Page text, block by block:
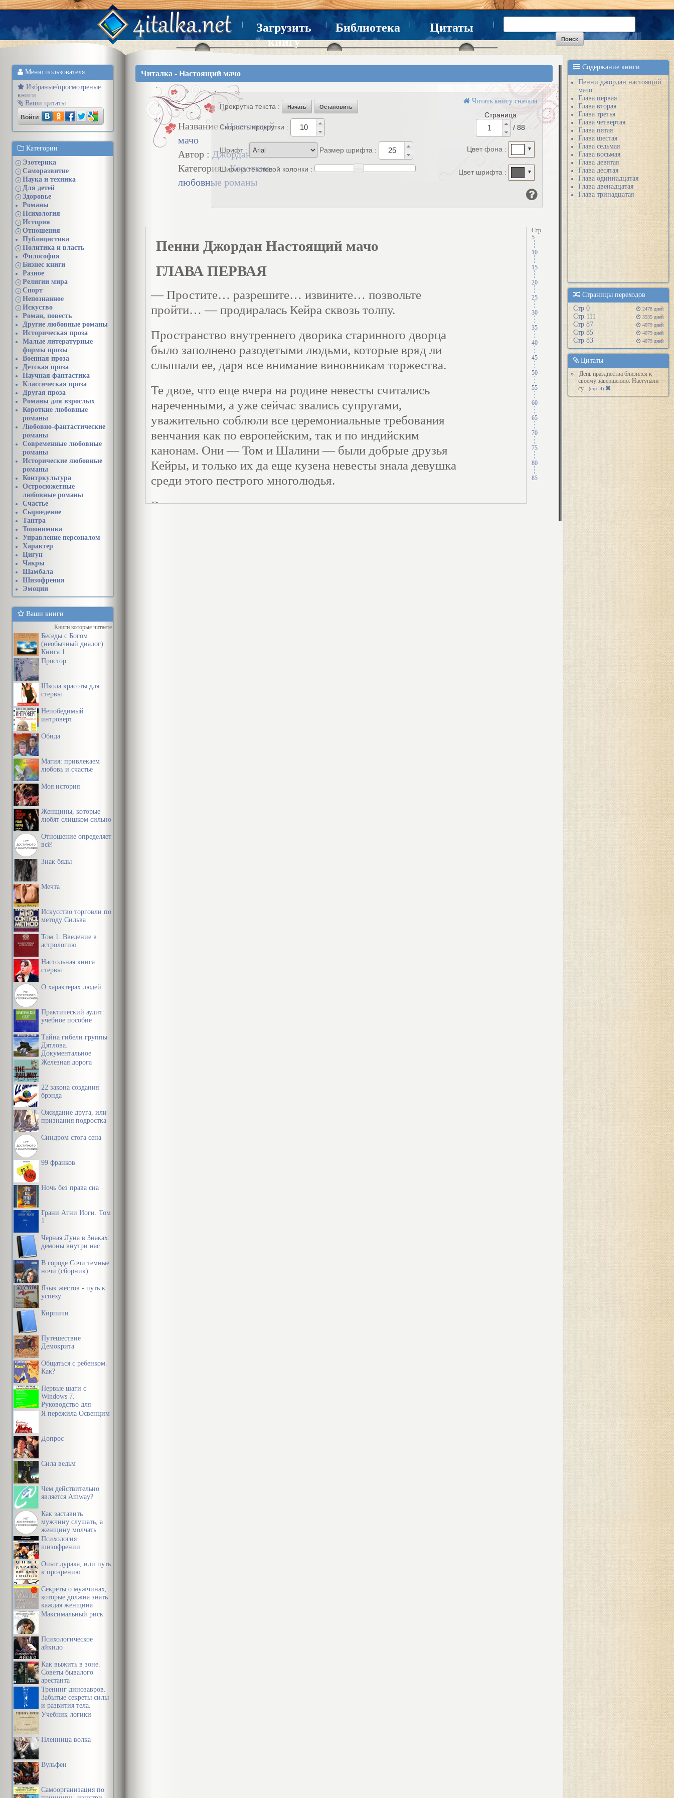
Загрузить
книгу
Библиотека Цитаты
Меню пользователя
Избраные/просмотреные
книги
Ваши цитаты
Войти
Категории
+ Эзотерика
+ Саморазвитие
+ Наука и техника
+ Для детей
+
Здоровье
Романы
+ Психология
+ История
+
Отношения
Публицистика
+
Политика и власть
Философия
+
Бизнес книги
Разное
+ Религии мира
+ Спорт
+ Непознанное
+
Искуство
Роман, повесть
Другие любовные романы
Историческая проза
Малые литературные
формы прозы
Военная проза
Детская проза
Научная фантастика
Классическая проза
Другая проза
Романы для взрослых
Короткие любовные
романы
Любовно-фантастические
романы
Современные любовные
романы
Исторические любовные
романы
Контркультура
Остросюжетные
любовные романы
Счастье
Сыроедение
Тантра
Топонимика
Управление персоналом
Характер
Цигун
Чакры
Шамбала
Шизофрения
Эмоции
Ваши книги
Книги которые читаете
Беседы с Богом
(необычный диалог).
Книга 1
Простор
Школа красоты для
стервы
Непобедимый
интроверт
Обида
Магия: привлекаем
любовь и счастье
Моя история
Женщины, которые
любят слишком сильно
Отношение определяет
всё!
Знак бяды
Мечта
Искусство торговли по
методу Сильва
Том 1. Введение в
астрологию
Настольная книга
стервы
О характерах людей
Практический аудит:
учебное пособие
Тайна гибели группы
Дятлова.
Документальное
расследование
Железная дорога
22 закона создания
брэнда
Ожидание друга, или
признания подростка
Синдром стога сена
99 франков
Ночь без права сна
Грани Агни Йоги. Том
1
Черная Луна в Знаках:
демоны внутри нас
В городе Сочи темные
ночи (сборник)
Язык жестов - путь к
успеху
Кирпичи
Путешествие
Демокрита
Общаться с ребенком.
Как?
Первые шаги с
Windows 7.
Руководство для
начинающих
Я пережила Освенцим
Допрос
Сила ведьм
Чем действительно
является Amway?
Как заставить
мужчину слушать, а
женщину молчать
Психология
шизофрении
Опыт дурака, или путь
к прозрению
Секреты о мужчинах,
которые должна знать
каждая женщина
Максимальный риск
Психологическое
айкидо
Как выжить в зоне.
Советы бывалого
арестанта
Тренинг динозавров.
Забытые секреты силы
и развития тела.
Учебник логики
Пленница волка
Вульфен
Самоорганизация по
Читалка - Настоящий мачо
Название :Настоящий
мачо
Автор : Джордан Пенни
Категория :Короткие
любовные романы
Читать книгу сначала
Страница
/ 88
Прокрутка текста : Начать Остановить
Скорость прокрутки :
Шрифт : Размер шрифта : Цвет фона : ▼
Ширина текстовой колонки : Цвет шрифта : ▼
Стр.
5
10
15
20
25
30
35
40
45
50
55
60
65
70
75
80
85
Пенни Джордан Настоящий мачо
ГЛАВА ПЕРВАЯ
— Простите… разрешите… извините… позвольте
пройти… — продиралась Кейра сквозь толпу.
Пространство внутреннего дворика старинного дворца
было заполнено разодетыми людьми, которые вряд ли
слышали ее, даря все внимание виновникам торжества.
Те двое, что еще вчера на родине невесты считались
нареченными, а уже сейчас звались супругами,
уважительно соблюли все церемониальные требования
венчания как по европейским, так и по индийским
канонам. Они — Том и Шалини — были добрые друзья
Кейры, и только их да еще кузена невесты знала девушка
среди этого пестрого многолюдья.
В самом центре патио специально по случаю
Содержание книги
Пенни джордан настоящий
мачо
Глава первая
Глава вторая
Глава третья
Глава четвертая
Глава пятая
Глава шестая
Глава седьмая
Глава восьмая
Глава девятая
Глава десятая
Глава одиннадцатая
Глава двенадцатая
Глава тринадцатая
Страницы переходов
Cтр 0 2478 дней
Cтр 111 3535 дней
Cтр 87 4079 дней
Cтр 85 4079 дней
Cтр 83 4079 дней
Цитаты
День празднества близился к
своему завершению. Наступали
су... (стр. 4)